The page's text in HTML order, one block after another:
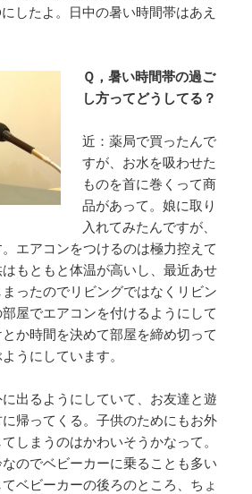
したよ。日中の暑い時間帯はあえ
Ｑ，暑い時間帯の過ご
し方ってどうしてる？
近：薬局で買ったんで
すが、お水を吸わせた
ものを首に巻くって商
品があって。娘に取り
入れてみたんですが、
エアコンをつけるのは極力控えて
もともと体温が高いし、最近あせ
ったのでリビングではなくリビン
屋でエアコンを付けるようにして
か時間を決めて部屋を締め切って
うにしています。
出るようにしていて、お友達と遊
帰ってくる。子供のためにもお外
しまうのはかわいそうかなって。
のでベビーカーに乗ることも多い
ベビーカーの後ろのところ、ちょ